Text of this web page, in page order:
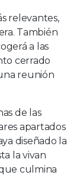
relevantes,
También
a las
cerrado
reunión
de las
apartados
diseñado la
la vivan
culmina